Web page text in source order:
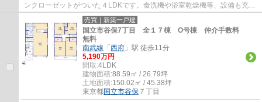
ンクローゼットがついた４LDKです。食洗機や浴室乾燥機等、設備も充実
しています。日野市でお住まいをお探しなら...
売買｜新築一戸建
国立市谷保7丁目 全１７棟 O号棟 仲介手数料
無料
南武線 「 西府 」駅 徒歩11分
5,190万円
間取:4LDK
建物面積:88.59㎡ / 26.79坪
土地面積:150.02㎡ / 45.38坪
東京都国立市谷保 ７丁目